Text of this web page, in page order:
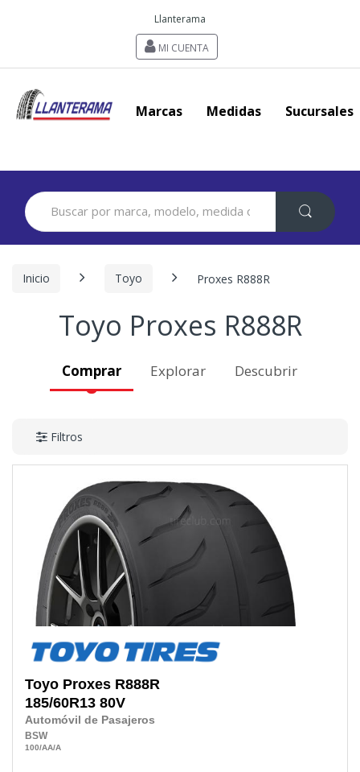
Llanterama
MI CUENTA
Marcas Medidas Sucursales
Search
for:
Inicio Toyo Proxes R888R
Toyo Proxes R888R
Comprar Explorar Descubrir
Filtros
Toyo Proxes R888R
185/60R13 80V
Automóvil de Pasajeros
BSW
100/AA/A